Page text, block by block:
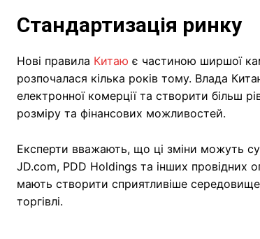
Стандартизація ринку
Нові правила Китаю є частиною ширшої
розпочалася кілька років тому. Влада
електронної комерції та створити більш
розміру та фінансових можливостей.
Експерти вважають, що ці зміни можуть
JD.com, PDD Holdings та інших провідних
мають створити сприятливіше
торгівлі.